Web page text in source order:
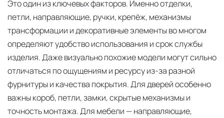
Это один из ключевых факторов. Именно отделки,
петли, направляющие, ручки, крепёж, механизмы
трансформации и декоративные элементы во многом
определяют удобство использования и срок службы
изделия. Даже визуально похожие модели могут сильно
отличаться по ощущениям и ресурсу из-за разной
фурнитуры и качества покрытия. Для дверей особенно
важны короб, петли, замки, скрытые механизмы и
точность монтажа. Для мебели — направляющие,